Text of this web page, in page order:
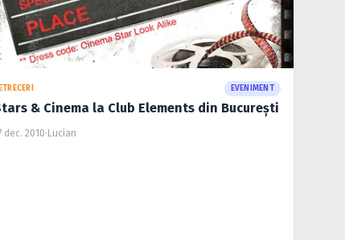
EVENIMENT
& Cinema la Club Elements din Bucureşti
dec. 2010·Lucian